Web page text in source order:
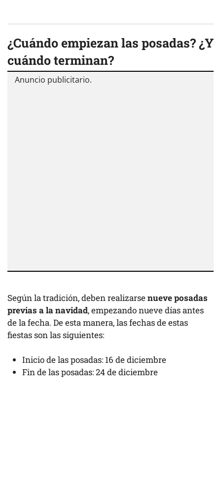
¿Cuándo empiezan las posadas? ¿Y
cuándo terminan?
Según la tradición, deben realizarsenueve posadas
previas a la navidad, empezando nueve días antes
de la fecha. De esta manera, las fechas de estas
fiestas son las siguientes:
Inicio de las posadas: 16 de diciembre
Fin de las posadas: 24 de diciembre